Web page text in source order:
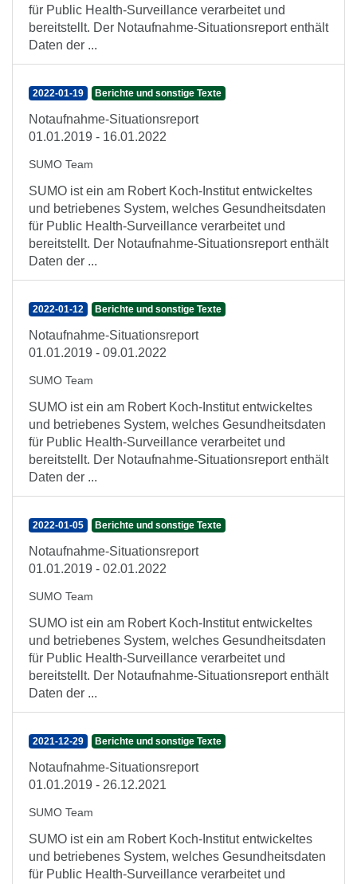
für Public Health-Surveillance verarbeitet und
bereitstellt. Der Notaufnahme-Situationsreport enthält
Daten der ...
2022-01-19 Berichte und sonstige Texte
Notaufnahme-Situationsreport
01.01.2019 - 16.01.2022
SUMO Team
SUMO ist ein am Robert Koch-Institut entwickeltes
und betriebenes System, welches Gesundheitsdaten
für Public Health-Surveillance verarbeitet und
bereitstellt. Der Notaufnahme-Situationsreport enthält
Daten der ...
2022-01-12 Berichte und sonstige Texte
Notaufnahme-Situationsreport
01.01.2019 - 09.01.2022
SUMO Team
SUMO ist ein am Robert Koch-Institut entwickeltes
und betriebenes System, welches Gesundheitsdaten
für Public Health-Surveillance verarbeitet und
bereitstellt. Der Notaufnahme-Situationsreport enthält
Daten der ...
2022-01-05 Berichte und sonstige Texte
Notaufnahme-Situationsreport
01.01.2019 - 02.01.2022
SUMO Team
SUMO ist ein am Robert Koch-Institut entwickeltes
und betriebenes System, welches Gesundheitsdaten
für Public Health-Surveillance verarbeitet und
bereitstellt. Der Notaufnahme-Situationsreport enthält
Daten der ...
2021-12-29 Berichte und sonstige Texte
Notaufnahme-Situationsreport
01.01.2019 - 26.12.2021
SUMO Team
SUMO ist ein am Robert Koch-Institut entwickeltes
und betriebenes System, welches Gesundheitsdaten
für Public Health-Surveillance verarbeitet und